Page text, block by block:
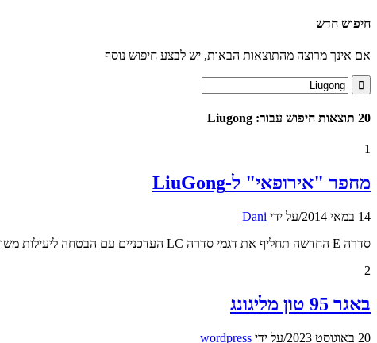
חיפוש חדש
אם אינך מרוצה מהתוצאות הבאות, יש לבצע חיפוש נוסף
20 תוצאות חיפוש עבור: Liugong
1
מחפר "אירופאי" ל-LiuGong
14 במאי 2014 /על ידי Dani
סדרה E החדשה תחליף את דגמי סדרה LC העדכניים עם הבטחה ליעילות משופרת – וצריכת דלק נמוכה יותר
2
באגר 95 טון מליגונג
20 באוגוסט 2023 /על ידי wordpress